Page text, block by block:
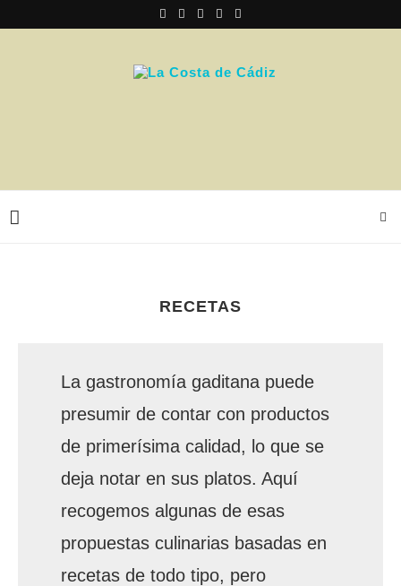
RECETAS
La gastronomía gaditana puede
presumir de contar con productos
de primerísima calidad, lo que se
deja notar en sus platos. Aquí
recogemos algunas de esas
propuestas culinarias basadas en
recetas de todo tipo, pero